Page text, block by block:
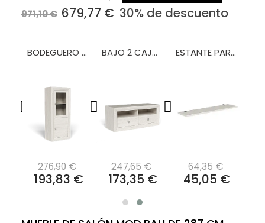
971,10 € 679,77 € 30% de descuento
BODEGUERO 60 CM MOD. BALI
276,90 €
193,83 €
BAJO 2 CAJONES Y HUECO 120 CM MOD. BALI
247,65 €
173,35 €
ESTANTE PARED 140 PRAGA/BALI
64,35 €
45,05 €